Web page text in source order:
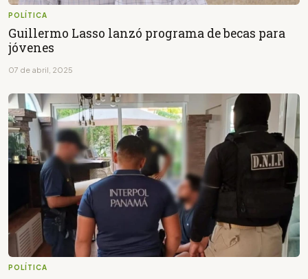
POLÍTICA
Guillermo Lasso lanzó programa de becas para
jóvenes
07 de abril, 2025
POLÍTICA